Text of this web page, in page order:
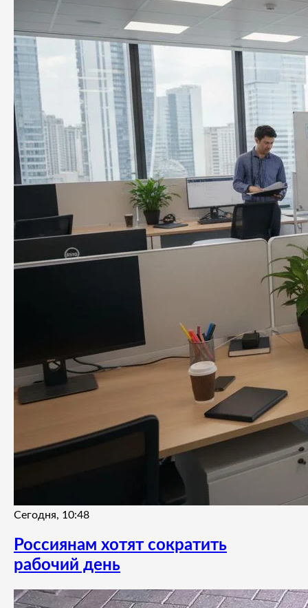
Сегодня, 10:48
Россиянам хотят сократить
рабочий день